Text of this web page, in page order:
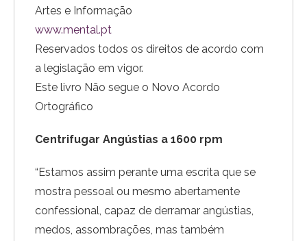
Artes e Informação
www.mental.pt
Reservados todos os direitos de acordo com
a legislação em vigor.
Este livro Não segue o Novo Acordo
Ortográfico
Centrifugar Angústias a 1600 rpm
“Estamos assim perante uma escrita que se
mostra pessoal ou mesmo abertamente
confessional, capaz de derramar angústias,
medos, assombrações, mas também